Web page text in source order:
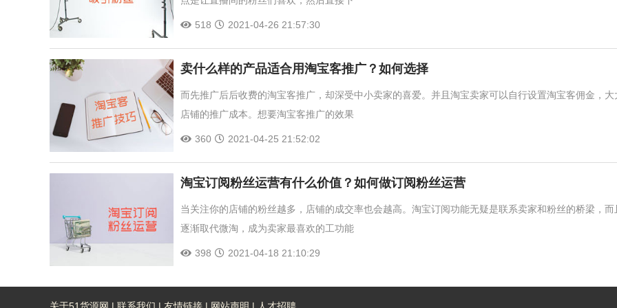
518 2021-04-26 21:57:30
卖什么样的产品适合用淘宝客推广？如何选择
而先推广后后收费的淘宝客推广，却深受中小卖家的喜爱。并且淘宝卖家可以自行设置淘宝客佣金，大
店铺的推广成本。想要淘宝客推广的效果
360 2021-04-25 21:52:02
淘宝订阅粉丝运营有什么价值？如何做订阅粉丝运营
当关注你的店铺的粉丝越多，店铺的成交率也会越高。淘宝订阅功能无疑是联系卖家和粉丝的桥梁，而
逐渐取代微淘，成为卖家最喜欢的工功能
398 2021-04-18 21:10:29
关于51货源网 | 联系我们 | 友情链接 | 网站声明 | 人才招聘